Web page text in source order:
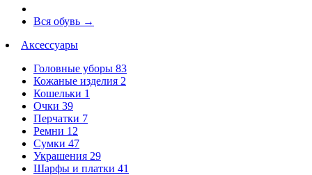
Вся обувь →
Аксессуары
Головные уборы 83
Кожаные изделия 2
Кошельки 1
Очки 39
Перчатки 7
Ремни 12
Сумки 47
Украшения 29
Шарфы и платки 41